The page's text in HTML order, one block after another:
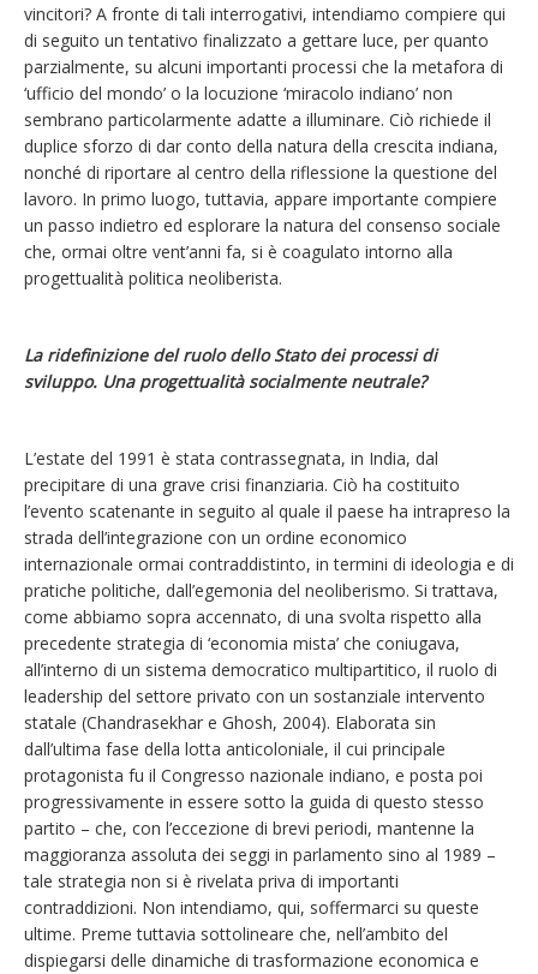
vincitori? A fronte di tali interrogativi, intendiamo compiere qui
di seguito un tentativo finalizzato a gettare luce, per quanto
parzialmente, su alcuni importanti processi che la metafora di
‘ufficio del mondo’ o la locuzione ‘miracolo indiano’ non
sembrano particolarmente adatte a illuminare. Ciò richiede il
duplice sforzo di dar conto della natura della crescita indiana,
nonché di riportare al centro della riflessione la questione del
lavoro. In primo luogo, tuttavia, appare importante compiere
un passo indietro ed esplorare la natura del consenso sociale
che, ormai oltre vent’anni fa, si è coagulato intorno alla
progettualità politica neoliberista.
La ridefinizione del ruolo dello Stato dei processi di
sviluppo. Una progettualità socialmente neutrale?
L’estate del 1991 è stata contrassegnata, in India, dal
precipitare di una grave crisi finanziaria. Ciò ha costituito
l’evento scatenante in seguito al quale il paese ha intrapreso la
strada dell’integrazione con un ordine economico
internazionale ormai contraddistinto, in termini di ideologia e di
pratiche politiche, dall’egemonia del neoliberismo. Si trattava,
come abbiamo sopra accennato, di una svolta rispetto alla
precedente strategia di ‘economia mista’ che coniugava,
all’interno di un sistema democratico multipartitico, il ruolo di
leadership del settore privato con un sostanziale intervento
statale (Chandrasekhar e Ghosh, 2004). Elaborata sin
dall’ultima fase della lotta anticoloniale, il cui principale
protagonista fu il Congresso nazionale indiano, e posta poi
progressivamente in essere sotto la guida di questo stesso
partito – che, con l’eccezione di brevi periodi, mantenne la
maggioranza assoluta dei seggi in parlamento sino al 1989 –
tale strategia non si è rivelata priva di importanti
contraddizioni. Non intendiamo, qui, soffermarci su queste
ultime. Preme tuttavia sottolineare che, nell’ambito del
dispiegarsi delle dinamiche di trasformazione economica e